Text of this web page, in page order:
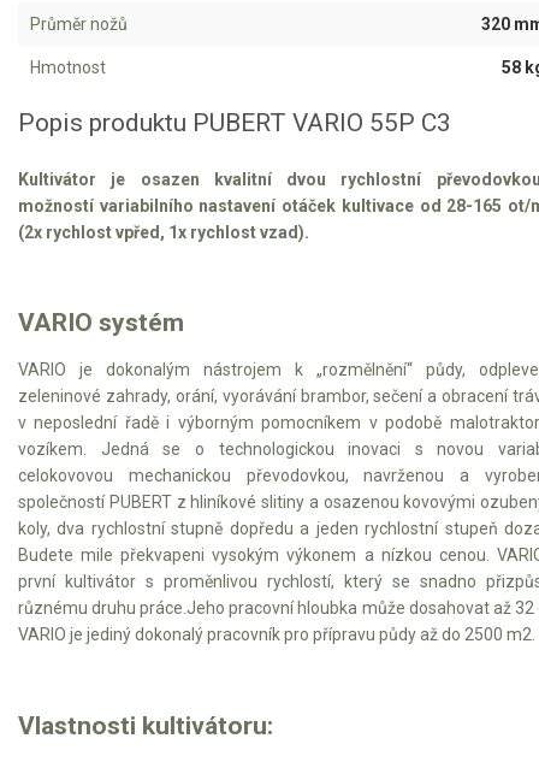
VARI multifunkční nosiče
Vertikutátory
Kultivátory
Nůžky na živý plot
Vysavače a foukače
Elektrocentrály
Štěpkovače a drtiče
Elektrické tříkolky
Průměr nožů 320
Hmotnost 58
Popis produktu PUBERT VARIO 55P C3
Kultivátor je osazen kvalitní dvou rychlostní
možností variabilního nastavení otáček kultivace od 28-165 ot/
(2x rychlost vpřed, 1x rychlost vzad).
VARIO systém
VARIO je dokonalým nástrojem k „rozmělnění“ půdy,
zeleninové zahrady, orání, vyorávání brambor, sečení a obracení
v neposlední řadě i výborným pomocníkem v podobě
vozíkem. Jedná se o technologickou inovaci s novou
celokovovou mechanickou převodovkou, navrženou a
společností PUBERT z hliníkové slitiny a osazenou kovovými
koly, dva rychlostní stupně dopředu a jeden rychlostní stupeň
Budete mile překvapeni vysokým výkonem a nízkou cenou.
první kultivátor s proměnlivou rychlostí, který se snadno
různému druhu práce.Jeho pracovní hloubka může dosahovat až 32
VARIO je jediný dokonalý pracovník pro přípravu půdy až do 2500 m2.
Vlastnosti kultivátoru: